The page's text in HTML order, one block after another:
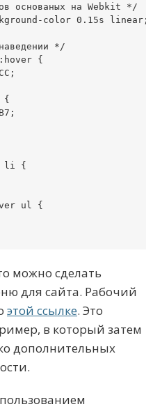
основаных на Webkit */
color 0.15s linear;
*/
{
{
li {
ul {
можно сделать
для сайта. Рабочий
этой ссылке. Это
в который затем
дополнительных